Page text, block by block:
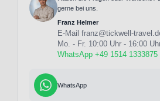
gerne bei uns.
Franz Helmer
E-Mail franz@tickwell-
Mo. - Fr. 10:00 Uhr - 16:00
WhatsApp +49 1514 1333875
WhatsApp